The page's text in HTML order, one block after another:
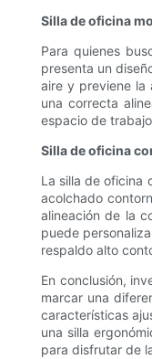
Silla de oficina
Para quienes
presenta un
aire y previene la
una correcta
espacio de
Silla de oficina
La silla de oficina
acolchado
alineación de la
puede
respaldo alto
En conclusión,
marcar una
características
una silla
para disfrutar de